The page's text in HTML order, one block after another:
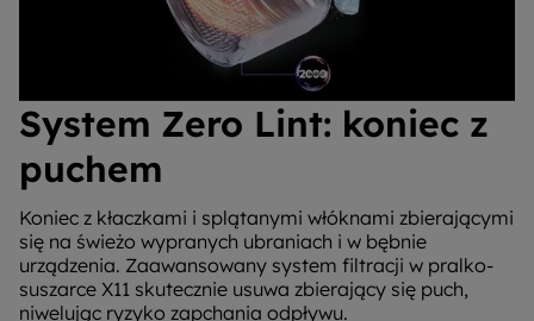
System Zero Lint: koniec z
puchem
Koniec z kłaczkami i splątanymi włóknami zbierającymi
się na świeżo wypranych ubraniach i w bębnie
urządzenia. Zaawansowany system filtracji w pralko-
suszarce X11 skutecznie usuwa zbierający się puch,
niwelując ryzyko zapchania odpływu.